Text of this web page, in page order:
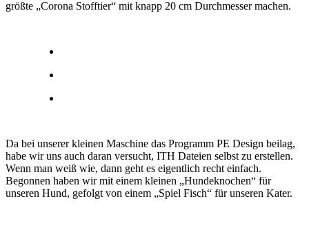
größte „Corona Stofftier“ mit knapp 20 cm Durchmesser machen.
Da bei unserer kleinen Maschine das Programm PE Design beilag,
habe wir uns auch daran versucht, ITH Dateien selbst zu erstellen.
Wenn man weiß wie, dann geht es eigentlich recht einfach.
Begonnen haben wir mit einem kleinen „Hundeknochen“ für
unseren Hund, gefolgt von einem „Spiel Fisch“ für unseren Kater.